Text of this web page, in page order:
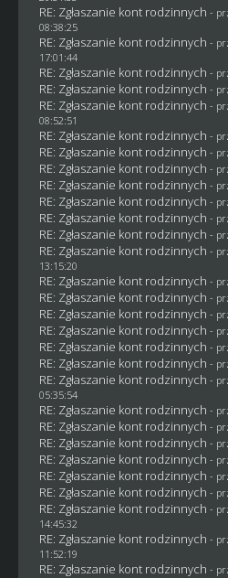
RE: Zgłaszanie kont rodzinnych -
08:38:25
RE: Zgłaszanie kont rodzinnych -
17:01:44
RE: Zgłaszanie kont rodzinnych -
RE: Zgłaszanie kont rodzinnych -
RE: Zgłaszanie kont rodzinnych -
08:52:51
RE: Zgłaszanie kont rodzinnych -
RE: Zgłaszanie kont rodzinnych -
RE: Zgłaszanie kont rodzinnych -
RE: Zgłaszanie kont rodzinnych -
RE: Zgłaszanie kont rodzinnych -
RE: Zgłaszanie kont rodzinnych -
RE: Zgłaszanie kont rodzinnych -
RE: Zgłaszanie kont rodzinnych -
13:15:20
RE: Zgłaszanie kont rodzinnych -
RE: Zgłaszanie kont rodzinnych -
RE: Zgłaszanie kont rodzinnych -
RE: Zgłaszanie kont rodzinnych -
RE: Zgłaszanie kont rodzinnych -
RE: Zgłaszanie kont rodzinnych -
RE: Zgłaszanie kont rodzinnych -
05:35:54
RE: Zgłaszanie kont rodzinnych -
RE: Zgłaszanie kont rodzinnych -
RE: Zgłaszanie kont rodzinnych -
RE: Zgłaszanie kont rodzinnych -
RE: Zgłaszanie kont rodzinnych -
RE: Zgłaszanie kont rodzinnych -
RE: Zgłaszanie kont rodzinnych -
14:45:32
RE: Zgłaszanie kont rodzinnych -
11:52:19
RE: Zgłaszanie kont rodzinnych -